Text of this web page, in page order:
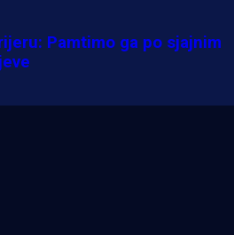
Pamtimo ga po sjajnim